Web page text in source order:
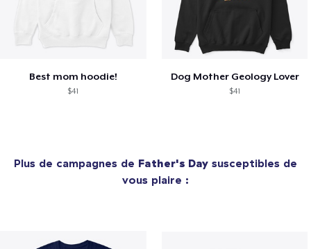
Best mom hoodie!
$41
Dog Mother Geology Lover
$41
Plus de campagnes de Father's Day susceptibles de
vous plaire :